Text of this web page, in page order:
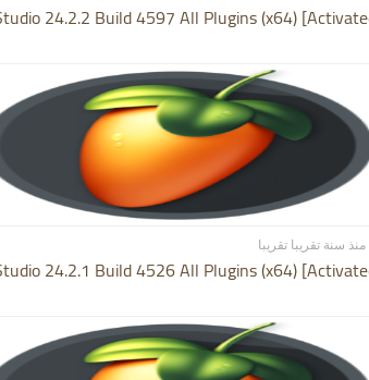
24.2.2 Build 4597 All Plugins (x64)
منذ سنة تقريبا تقريبا
24.2.1 Build 4526 All Plugins (x64)